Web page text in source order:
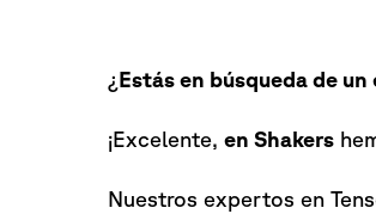
¿ Estás en búsqueda de
¡Excelente, en Shakers
Nuestros expertos en